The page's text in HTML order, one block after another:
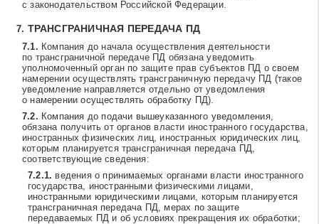
с законодательством Российской Федерации.
ТРАНСГРАНИЧНАЯ ПЕРЕДАЧА ПД
Компания до начала осуществления деятельности
по трансграничной передаче ПД обязана уведомить
уполномоченный орган по защите прав субъектов ПД о своем
намерении осуществлять трансграничную передачу ПД (такое
уведомление направляется отдельно от уведомления
о намерении осуществлять обработку ПД).
Компания до подачи вышеуказанного уведомления,
обязана получить от органов власти иностранного государства,
иностранных физических лиц, иностранных юридических лиц,
которым планируется трансграничная передача ПД,
соответствующие сведения:
ведения о принимаемых органами власти иностранного
государства, иностранными физическими лицами,
иностранными юридическими лицами, которым планируется
трансграничная передача ПД, мерах по защите
передаваемых ПД и об условиях прекращения их обработки;